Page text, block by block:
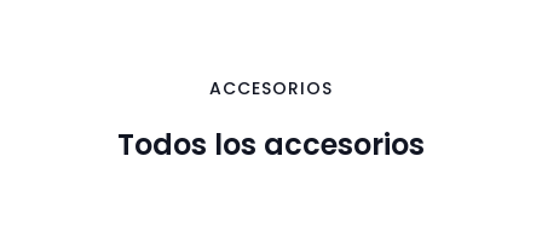
ACCESORIOS
Todos los accesorios